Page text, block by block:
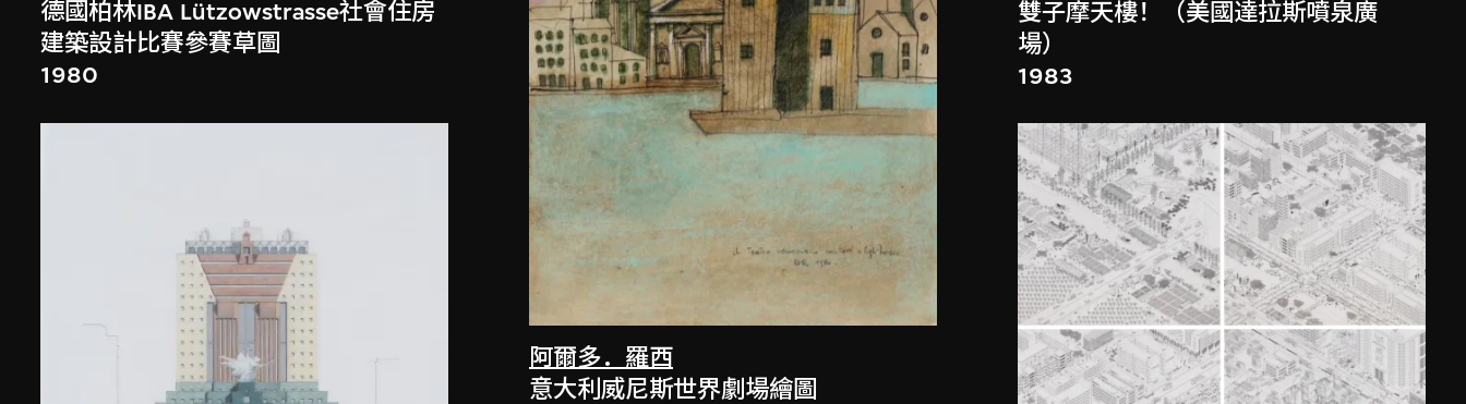
德國柏林IBA Lützowstrasse社會住房
建築設計比賽參賽草圖
1980
阿爾多．羅西
意大利威尼斯世界劇場繪圖
雙子摩天樓！（美國達拉斯噴泉廣
場）
1983